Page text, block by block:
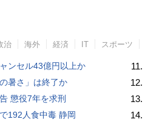
治 海外 経済 IT スポーツ
ンセル43億円以上か
暑さ」は終了か
懲役7年を求刑
192人食中毒 静岡
11.
12.
13.
14.